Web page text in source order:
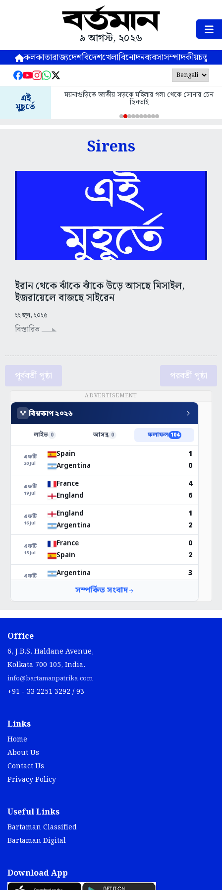
৯ আগস্ট, ২০২৬
কলকাতারাজ্যদেশবিদেশখেলাবিনোদনব্যবসাসম্পাদকীয়
এই
মুহূর্তে
ময়নাগুড়িতে জাতীয় সড়কে মহিলার গলা থেকে সোনার চেন
ছিনতাই
Sirens
ইরান থেকে ঝাঁকে ঝাঁকে উড়ে আসছে মিসাইল,
ইজরায়েলে বাজছে সাইরেন
২২ জুন, ২০২৫
বিস্তারিত
পূর্ববর্তী পৃষ্ঠা পরবর্তী পৃষ্ঠা
ADVERTISEMENT
Office
6, J.B.S. Haldane Avenue,
Kolkata 700 105, India.
info@bartamanpatrika.com
+91 - 33 2251 3292 / 93
Links
Home
About Us
Contact Us
Privacy Policy
Useful Links
Bartaman Classified
Bartaman Digital
Download App